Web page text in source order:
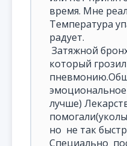
время. Мне
Температура
радует.
Затяжной
который
лучше)
но не так
Специально